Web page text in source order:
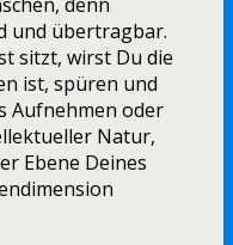
und übertragbar.
sitzt, wirst Du die
ist, spüren und
Aufnehmen oder
Natur,
Ebene Deines